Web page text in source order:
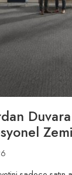
Duvara